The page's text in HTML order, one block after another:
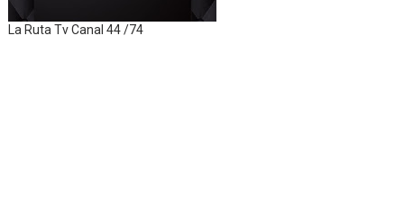
La Ruta Tv Canal 44 /74